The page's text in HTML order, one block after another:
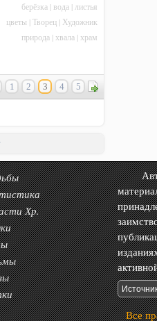
берёзка | вода | листья
цветы |Творец | Художник
природа | хвала | храм
1 2 3 4 5
Хр.
Все